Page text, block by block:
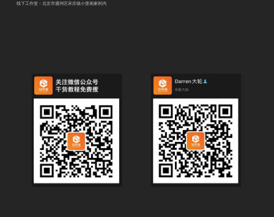
线下工作室：北京市通州区宋庄镇小堡画家村内